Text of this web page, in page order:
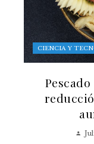
CIENCIA Y